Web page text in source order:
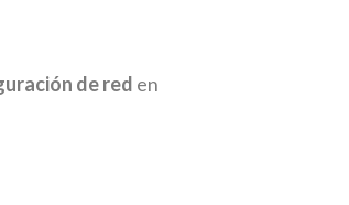
de red en